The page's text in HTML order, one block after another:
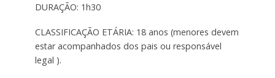
DURAÇÃO: 1h30
CLASSIFICAÇÃO ETÁRIA: 18 anos (menores devem
estar acompanhados dos pais ou responsável
legal ).